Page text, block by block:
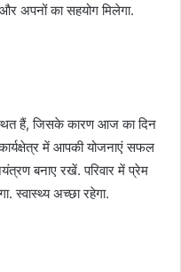
अपनों का सहयोग मिलेगा.
हैं, जिसके कारण आज का दिन
में आपकी योजनाएं सफल
बनाए रखें. परिवार में प्रेम
स्वास्थ्य अच्छा रहेगा.